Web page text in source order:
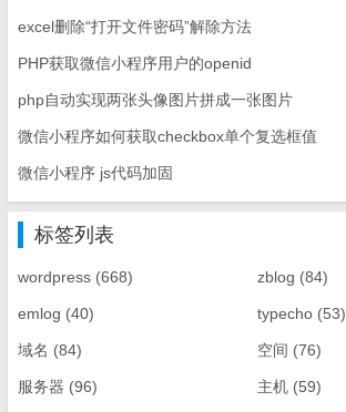
excel删除“打开文件密码”解除方法
PHP获取微信小程序用户的openid
php自动实现两张头像图片拼成一张图片
微信小程序如何获取checkbox单个复选框值
微信小程序 js代码加固
标签列表
wordpress (668) zblog (84)
emlog (40) typecho (53)
域名 (84) 空间 (76)
服务器 (96) 主机 (59)